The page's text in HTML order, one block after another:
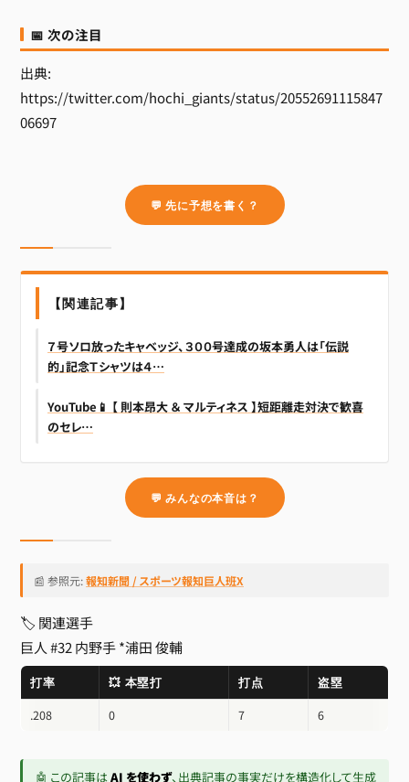
📅 次の注目
出典:
https://twitter.com/hochi_giants/status/20552691115847
06697
💬 先に予想を書く？
【関連記事】
７号ソロ放ったキャベッジ、３００号達成の坂本勇人は「伝説
的」記念Ｔシャツは４…
YouTube📱 【 則本昂大 ＆ マルティネス 】短距離走対決で歓喜
のセレ…
💬 みんなの本音は？
📰 参照元:報知新聞 / スポーツ報知巨人班X
🏷 関連選手
巨人 #32 内野手*浦田 俊輔
打率 💥 本塁打 打点
盗塁
.208
0 7 6
🤖 この記事はAI を使わず、出典記事の事実だけを構造化して生成